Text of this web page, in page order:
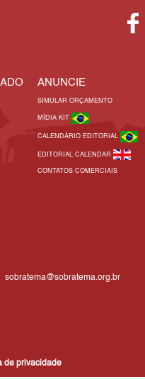
ANUNCIE
SIMULAR ORÇAMENTO
MÍDIA KIT
CALENDÁRIO EDITORIAL
EDITORIAL CALENDAR
CONTATOS COMERCIAIS
sobratema@sobratema.org.br
de privacidade